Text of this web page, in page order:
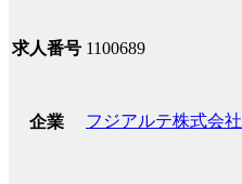
求人番号 1100689
企業 フジアルテ株式会社